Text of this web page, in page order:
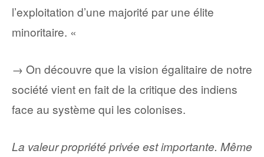
l’exploitation d’une majorité par une élite
minoritaire. «
→ On découvre que la vision égalitaire de notre
société vient en fait de la critique des indiens
face au système qui les colonises.
La valeur propriété privée est importante. Même